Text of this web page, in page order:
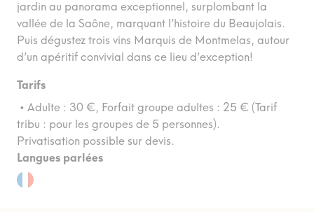
jardin au panorama exceptionnel, surplombant la
vallée de la Saône, marquant l’histoire du Beaujolais.
Puis dégustez trois vins Marquis de Montmelas, autour
d’un apéritif convivial dans ce lieu d’exception!
Tarifs
• Adulte : 30 €, Forfait groupe adultes : 25 € (Tarif
tribu : pour les groupes de 5 personnes).
Privatisation possible sur devis.
Langues parlées